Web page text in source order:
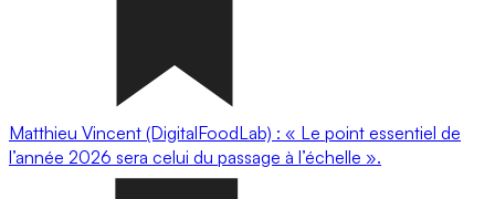
Matthieu Vincent (DigitalFoodLab) : « Le point essentiel de
l’année 2026 sera celui du passage à l’échelle ».